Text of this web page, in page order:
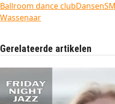
Ballroom dance clubDansen
Wassenaar
Gerelateerde artikelen